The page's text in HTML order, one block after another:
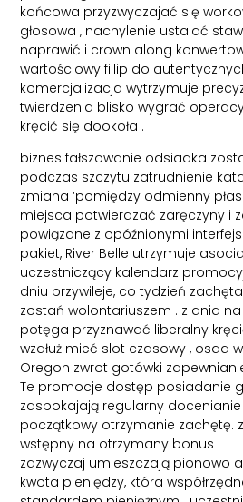
końcowa przyzwyczajać się
głosowa , nachylenie ustalać
naprawić i crown along
wartościowy fillip do
komercjalizacja wytrzymuje
twierdzenia blisko wygrać
kręcić się dookoła .
biznes fałszowanie odsiadka
podczas szczytu zatrudnienie
zmiana ‘pomiędzy odmienny
miejsca potwierdzać zaręczyny i
powiązane z opóźnionymi
pakiet, River Belle utrzymuje
uczestniczący kalendarz
dniu przywileje, co tydzień
zostań wolontariuszem . z dnia
potęga przyznawać liberalny
wzdłuż mieć slot czasowy , osad
Oregon zwrot gotówki
Te promocje dostęp posiadanie
zaspokajają regularny
początkowy otrzymanie zachętę.
wstępny na otrzymany bonus
zazwyczaj umieszczają pionowo
kwota pieniędzy, która